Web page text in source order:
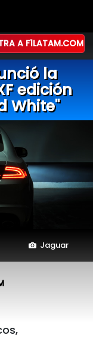
A F1LATAM.COM
la
edición
White"
Jaguar